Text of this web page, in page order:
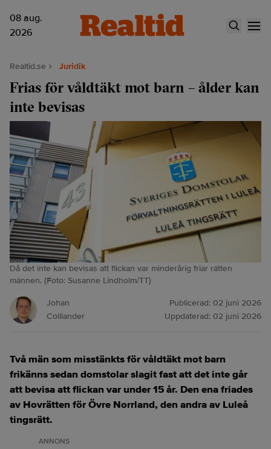
08 aug.
2026
Realtid.se Juridik
Frias för våldtäkt mot barn – ålder kan
inte bevisas
Då det inte kan bevisas att flickan var minderårig friar rätten
männen. (Foto: Susanne Lindholm/TT)
Johan
Colliander
Publicerad: 02 juni 2026
Uppdaterad: 02 juni 2026
Två män som misstänkts för våldtäkt mot barn
frikänns sedan domstolar slagit fast att det inte går
att bevisa att flickan var under 15 år. Den ena friades
av Hovrätten för Övre Norrland, den andra av Luleå
tingsrätt.
ANNONS